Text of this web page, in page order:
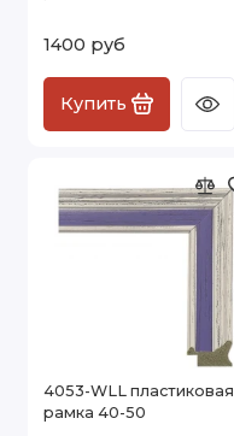
1400 руб
Купить
4053-WLL пластиковая
рамка 40-50